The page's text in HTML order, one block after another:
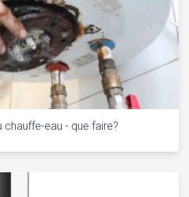
chauffe-eau - que faire?